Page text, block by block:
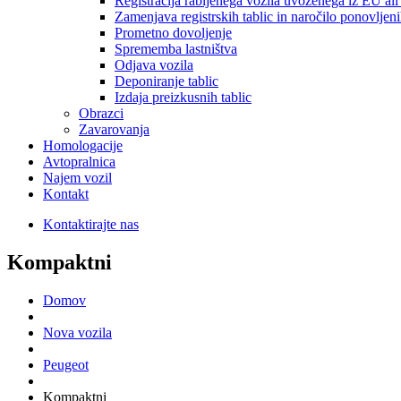
Zamenjava registrskih tablic in naročilo
Prometno dovoljenje
Sprememba lastništva
Odjava vozila
Deponiranje tablic
Izdaja preizkusnih tablic
Obrazci
Zavarovanja
Homologacije
Avtopralnica
Najem vozil
Kontakt
Kontaktirajte nas
Kompaktni
Domov
Nova vozila
Peugeot
Kompaktni